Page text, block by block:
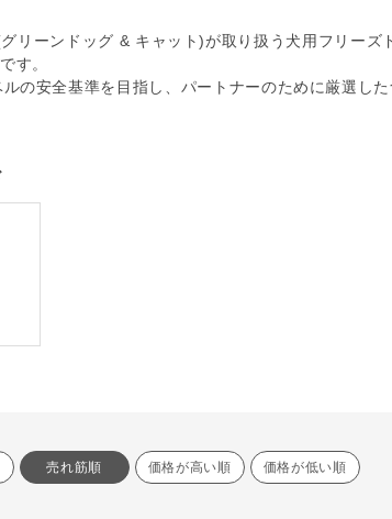
リーンドッグ & キャット)が取り扱う犬用フリー
す。
の安全基準を目指し、パートナーのために厳選し
売れ筋順 価格が高い順 価格が低い順